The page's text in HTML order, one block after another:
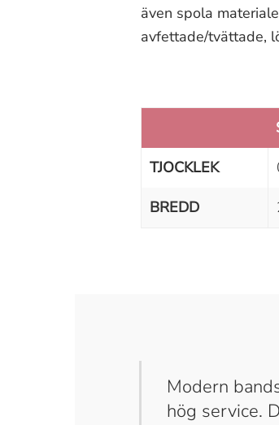
även spola
avfettade/tvättade,
TJOCKLEK
BREDD
Modern
hög service.